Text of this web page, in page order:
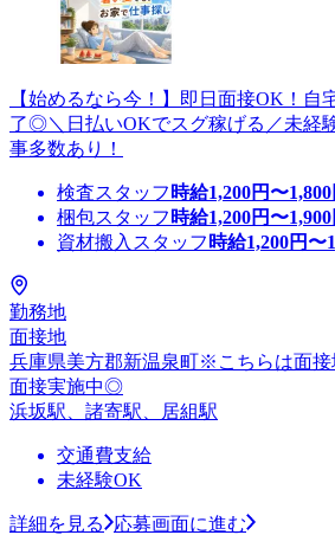
【始めるなら今！】即日面接OK！自
了◎＼日払いOKでスグ稼げる／未経
事多数あり！
検査スタッフ 時給1,200円〜1,800
梱包スタッフ 時給1,200円〜1,900
資材搬入スタッフ 時給1,200円〜
勤務地
面接地
兵庫県美方郡新温泉町※こちらは面接
面接実施中◎
浜坂駅、諸寄駅、居組駅
交通費支給
未経験OK
詳細を見る
応募画面に進む